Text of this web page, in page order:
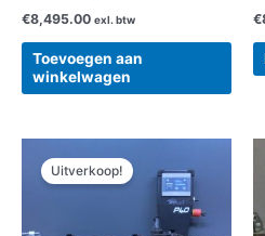
€8,495.00 exl. btw
Toevoegen aan
winkelwagen
€
Uitverkoop!
prijs
was:
€8,495.00.
is:
€5,995.00.